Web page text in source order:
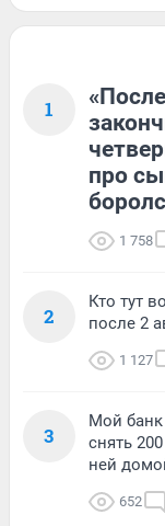
1
про
1 758
2
Кто тут
после 2
1 127
3
Мой банк
снять
ней
652